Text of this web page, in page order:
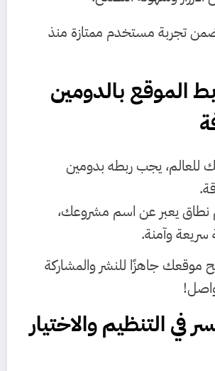
تجربة مستخدم ممتازة منذ
الموقع بالدومين
للعالم، يجب ربطه بدومين
يعبر عن اسم مشروعك،
سريعة وآمنة.
موقعك جاهزًا للنشر والمشاركة
في التنظيم والاختيار